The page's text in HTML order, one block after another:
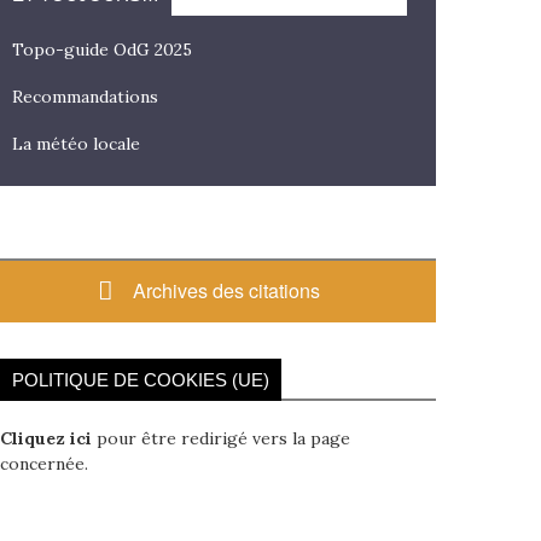
Topo-guide OdG 2025
Recommandations
La météo locale
Archives des citations
POLITIQUE DE COOKIES (UE)
Cliquez ici pour être redirigé vers la page
concernée.